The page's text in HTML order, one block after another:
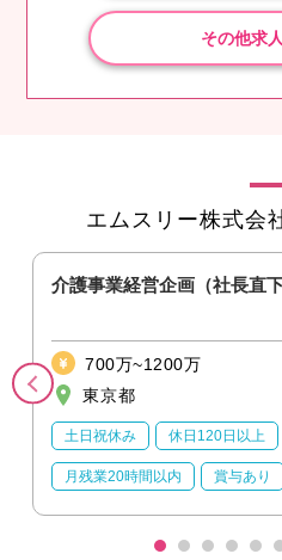
その他求
エムスリー株式会
介護事業経営企画（社長直
700万~1200万
東京都
土日祝休み 休日120日以上
月残業20時間以内 賞与あり